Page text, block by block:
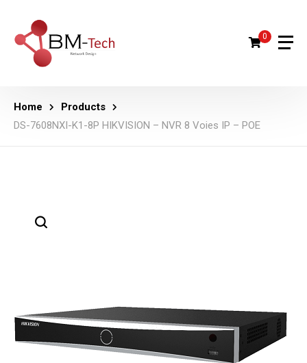
0
Home
Products
DS-7608NXI-K1-8P HIKVISION – NVR 8 Voies IP – POE